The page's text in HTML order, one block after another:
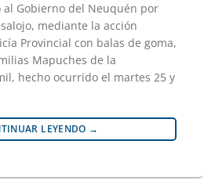
Gobierno del Neuquén por
mediante la acción
Provincial con balas de goma,
Mapuches de la
hecho ocurrido el martes 25 y
LEYENDO →